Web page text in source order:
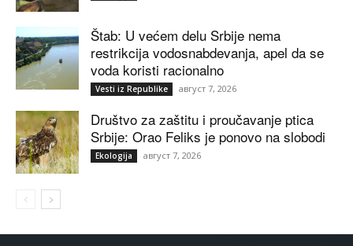
Štab: U većem delu Srbije nema
restrikcija vodosnabdevanja, apel da se
voda koristi racionalno
Vesti iz Republike август 7, 2026
Društvo za zaštitu i proučavanje ptica
Srbije: Orao Feliks je ponovo na slobodi
Ekologija август 7, 2026